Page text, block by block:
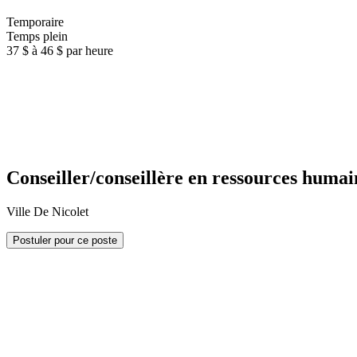
Temporaire
Temps plein
37 $ à 46 $ par heure
Conseiller/conseillère en ressources
Ville De Nicolet
Postuler pour ce poste